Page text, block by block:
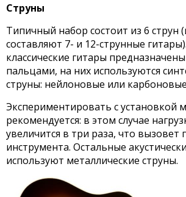
Струны
Типичный набор состоит из 6 струн
составляют 7- и 12-струнные
классические гитары
пальцами, на них используются
струны: нейлоновые или
Экспериментировать с установкой
рекомендуется: в этом случае
увеличится в три раза, что вызовет
инструмента. Остальные
используют металлические струны.